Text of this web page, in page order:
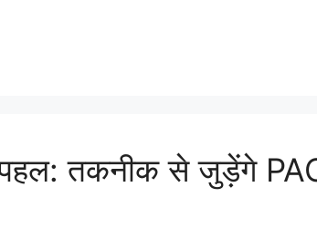
पहल: तकनीक से जुड़ेंगे